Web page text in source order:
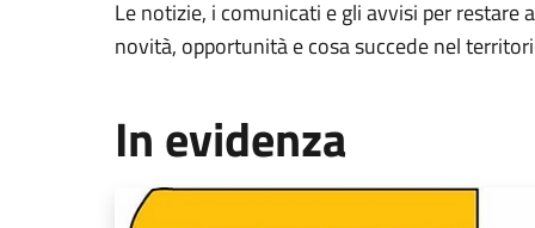
Le notizie, i comunicati e gli avvisi per restare
novità, opportunità e cosa succede nel
In evidenza